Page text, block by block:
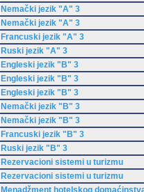
Nemački jezik "A" 3
Nemački jezik "A" 3
Francuski jezik "A" 3
Ruski jezik "A" 3
Engleski jezik "B" 3
Engleski jezik "B" 3
Engleski jezik "B" 3
Nemački jezik "B" 3
Nemački jezik "B" 3
Francuski jezik "B" 3
Ruski jezik "B" 3
Rezervacioni sistemi u turizmu
Rezervacioni sistemi u turizmu
Menadžment hotelskog